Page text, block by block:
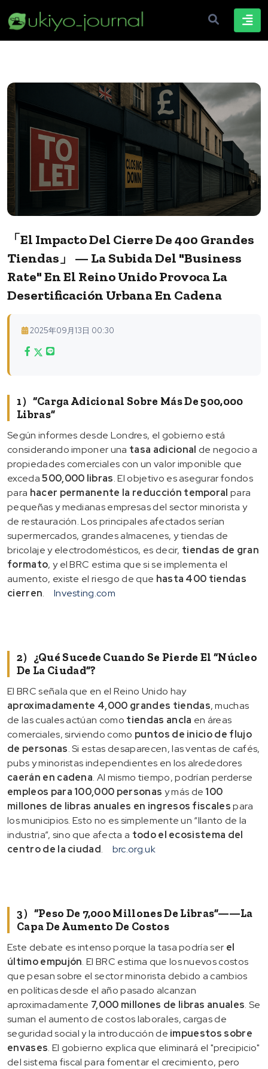
「El Impacto Del Cierre De 400 Grandes
Tiendas」 — La Subida Del "business
Rate" En El Reino Unido Provoca La
Desertificación Urbana En Cadena
2025年09月13日 00:30
1）“Carga Adicional Sobre Más De 500,000
Libras”
Según informes desde Londres, el gobierno está
considerando imponer una tasa adicional de negocio a
propiedades comerciales con un valor imponible que
exceda500,000 libras. El objetivo es asegurar fondos
para hacer permanente la reducción temporal para
pequeñas y medianas empresas del sector minorista y
de restauración. Los principales afectados serían
supermercados, grandes almacenes, y tiendas de
bricolaje y electrodomésticos, es decir, tiendas de gran
formato, y el BRC estima que si se implementa el
aumento, existe el riesgo de que hasta 400 tiendas
cierren. Investing.com
2）¿Qué Sucede Cuando Se Pierde El “núcleo
De La Ciudad”?
El BRC señala que en el Reino Unido hay
aproximadamente 4,000 grandes tiendas, muchas
de las cuales actúan como tiendas ancla en áreas
comerciales, sirviendo como puntos de inicio de flujo
de personas. Si estas desaparecen, las ventas de cafés,
pubs y minoristas independientes en los alrededores
caerán en cadena. Al mismo tiempo, podrían perderse
empleos para 100,000 personas y más de 100
millones de libras anuales en ingresos fiscalespara
los municipios. Esto no es simplemente un “llanto de la
industria”, sino que afecta a todo el ecosistema del
centro de la ciudad. brc.org.uk
3）“Peso De 7,000 Millones De Libras”——La
Capa De Aumento De Costos
Este debate es intenso porque la tasa podría ser el
último empujón. El BRC estima que los nuevos costos
que pesan sobre el sector minorista debido a cambios
en políticas desde el año pasado alcanzan
aproximadamente 7,000 millones de libras anuales. Se
suman el aumento de costos laborales, cargas de
seguridad social y la introducción de impuestos sobre
envases. El gobierno explica que eliminará el "precipicio"
del sistema fiscal para fomentar el crecimiento, pero